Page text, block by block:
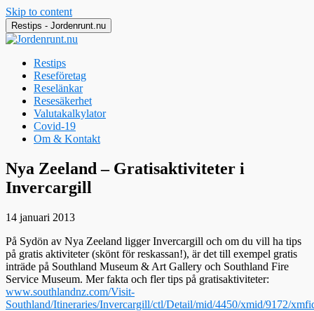
Skip to content
Restips - Jordenrunt.nu
Restips
Reseföretag
Reselänkar
Resesäkerhet
Valutakalkylator
Covid-19
Om & Kontakt
Jordenrunt.nu
Tusen Restips från hela världen
Nya Zeeland – Gratisaktiviteter i
Invercargill
14 januari 2013
På Sydön av Nya Zeeland ligger Invercargill och om du vill ha tips
på gratis aktiviteter (skönt för reskassan!), är det till exempel gratis
inträde på Southland Museum & Art Gallery och Southland Fire
Service Museum. Mer fakta och fler tips på gratisaktiviteter:
www.southlandnz.com/Visit-
Southland/Itineraries/Invercargill/ctl/Detail/mid/4450/xmid/9172/